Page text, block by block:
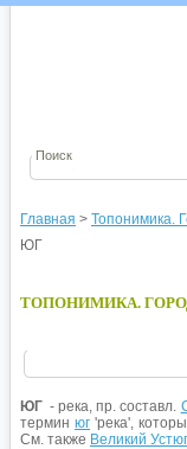
Главная > Топонимика.
ЮГ
ТОПОНИМИКА.
ЮГ - река, пр. составл.
терминюг 'река',
См. также Великий Устюг